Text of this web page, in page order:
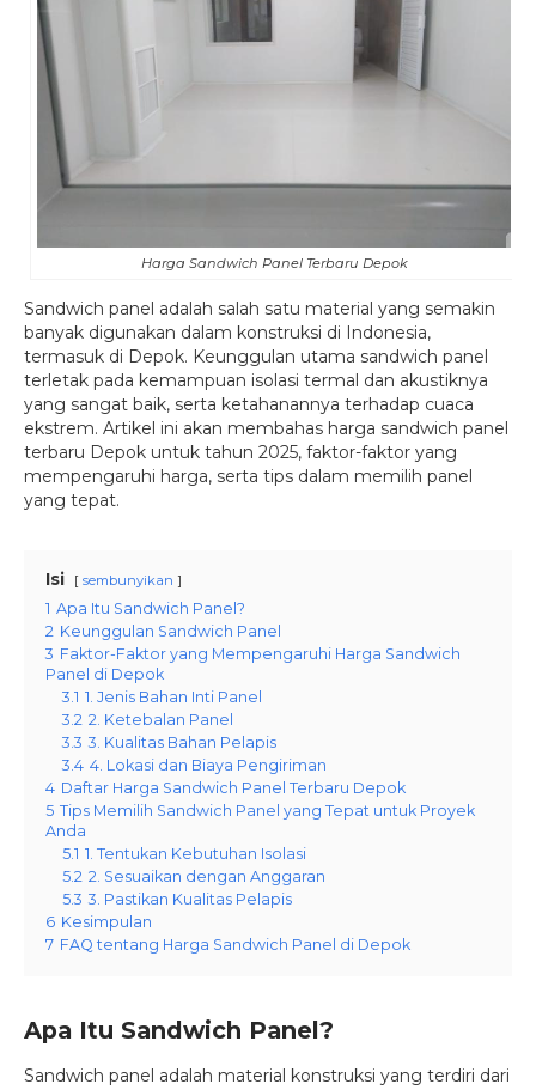
Harga Sandwich Panel Terbaru Depok
Sandwich panel adalah salah satu material yang semakin
banyak digunakan dalam konstruksi di Indonesia,
termasuk di Depok. Keunggulan utama sandwich panel
terletak pada kemampuan isolasi termal dan akustiknya
yang sangat baik, serta ketahanannya terhadap cuaca
ekstrem. Artikel ini akan membahas harga sandwich panel
terbaru Depok untuk tahun 2025, faktor-faktor yang
mempengaruhi harga, serta tips dalam memilih panel
yang tepat.
Isi sembunyikan
1 Apa Itu Sandwich Panel?
2 Keunggulan Sandwich Panel
3 Faktor-Faktor yang Mempengaruhi Harga Sandwich
Panel di Depok
3.1 1. Jenis Bahan Inti Panel
3.2 2. Ketebalan Panel
3.3 3. Kualitas Bahan Pelapis
3.4 4. Lokasi dan Biaya Pengiriman
4 Daftar Harga Sandwich Panel Terbaru Depok
5 Tips Memilih Sandwich Panel yang Tepat untuk Proyek
Anda
5.1 1. Tentukan Kebutuhan Isolasi
5.2 2. Sesuaikan dengan Anggaran
5.3 3. Pastikan Kualitas Pelapis
6 Kesimpulan
7 FAQ tentang Harga Sandwich Panel di Depok
Apa Itu Sandwich Panel?
Sandwich panel adalah material konstruksi yang terdiri dari